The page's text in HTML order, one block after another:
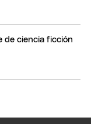
de ciencia ficción